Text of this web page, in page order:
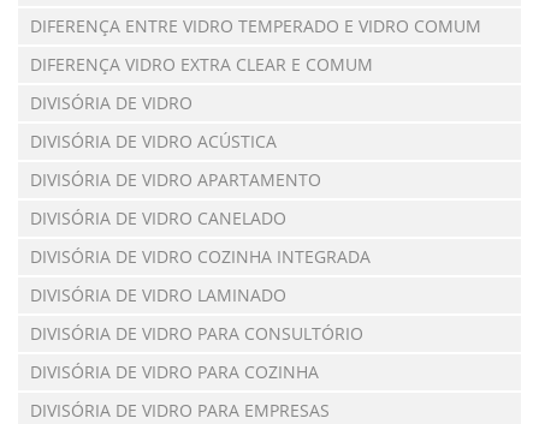
DIFERENÇA ENTRE VIDRO TEMPERADO E VIDRO COMUM
DIFERENÇA VIDRO EXTRA CLEAR E COMUM
DIVISÓRIA DE VIDRO
DIVISÓRIA DE VIDRO ACÚSTICA
DIVISÓRIA DE VIDRO APARTAMENTO
DIVISÓRIA DE VIDRO CANELADO
DIVISÓRIA DE VIDRO COZINHA INTEGRADA
DIVISÓRIA DE VIDRO LAMINADO
DIVISÓRIA DE VIDRO PARA CONSULTÓRIO
DIVISÓRIA DE VIDRO PARA COZINHA
DIVISÓRIA DE VIDRO PARA EMPRESAS